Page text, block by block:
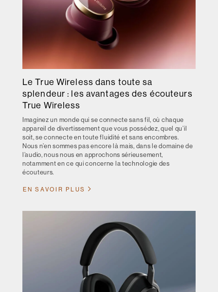
Le True Wireless dans toute sa
splendeur : les avantages des écouteurs
True Wireless
Imaginez un monde qui se connecte sans fil, où chaque
appareil de divertissement que vous possédez, quel qu’il
soit, se connecte en toute fluidité et sans encombres.
Nous n’en sommes pas encore là mais, dans le domaine de
l’audio, nous nous en approchons sérieusement,
notamment en ce qui concerne la technologie des
écouteurs.
EN SAVOIR PLUS